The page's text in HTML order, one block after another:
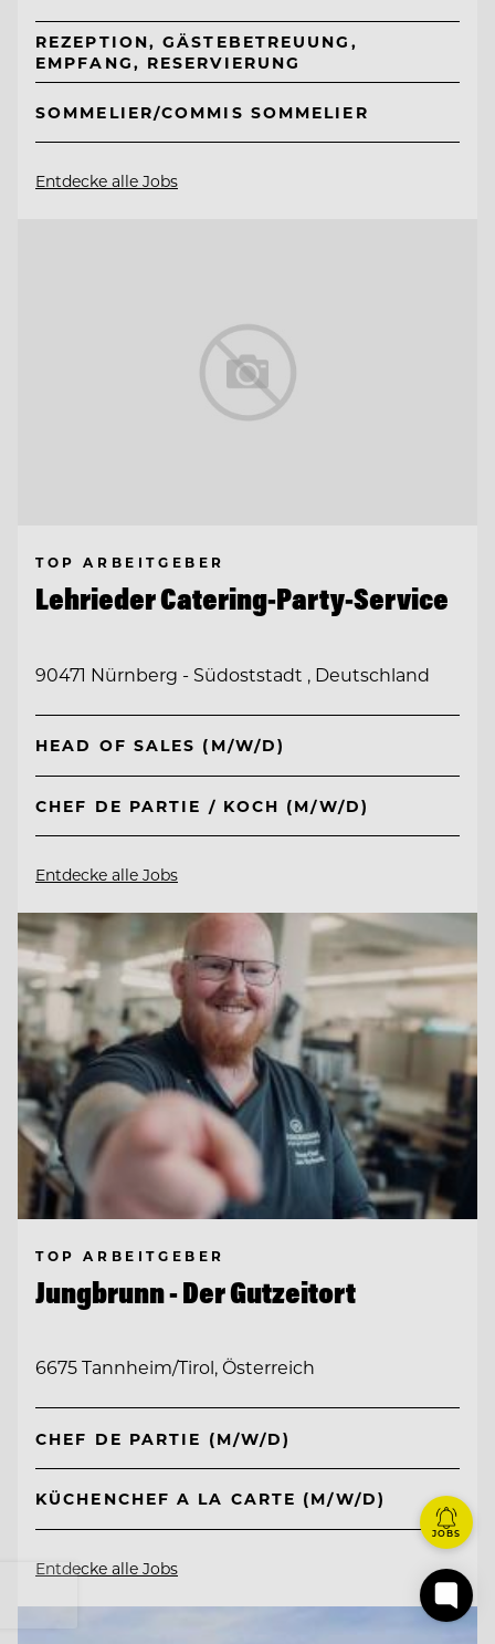
REZEPTION, GÄSTEBETREUUNG,
EMPFANG, RESERVIERUNG
SOMMELIER/COMMIS SOMMELIER
Entdecke alle Jobs
TOP ARBEITGEBER
Lehrieder Catering-Party-Service
90471 Nürnberg - Südoststadt , Deutschland
HEAD OF SALES (M/W/D)
CHEF DE PARTIE / KOCH (M/W/D)
Entdecke alle Jobs
TOP ARBEITGEBER
Jungbrunn - Der Gutzeitort
6675 Tannheim/Tirol, Österreich
CHEF DE PARTIE (M/W/D)
KÜCHENCHEF A LA CARTE (M/W/D)
Entdecke alle Jobs
JOBS